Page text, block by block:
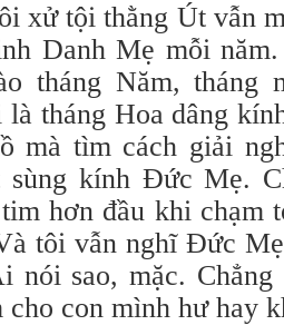
xử tội thằng Út vẫn
Danh Mẹ mỗi
tháng Năm, tháng
là tháng Hoa dâng
mà tìm cách giải
kính Đức Mẹ.
hơn đầu khi chạm
tôi vẫn nghĩ Đức
nói sao, mặc.
cho con mình hư hay